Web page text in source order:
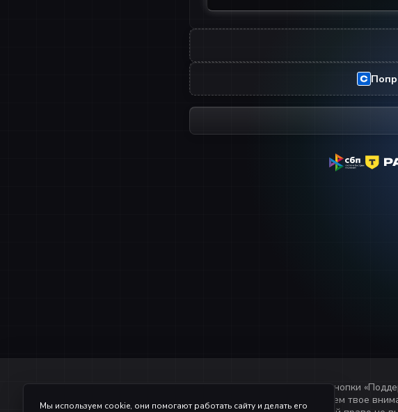
После нажатия кнопки «
Уважаемый донатер, обращаем твое
Мы используем cookie, они помогают работать сайту и делать его